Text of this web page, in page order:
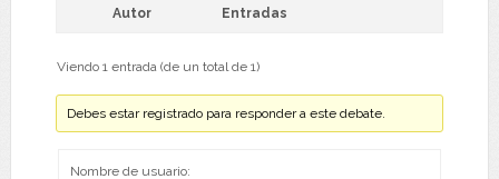
Autor Entradas
Viendo 1 entrada (de un total de 1)
Debes estar registrado para responder a este debate.
Nombre de usuario: